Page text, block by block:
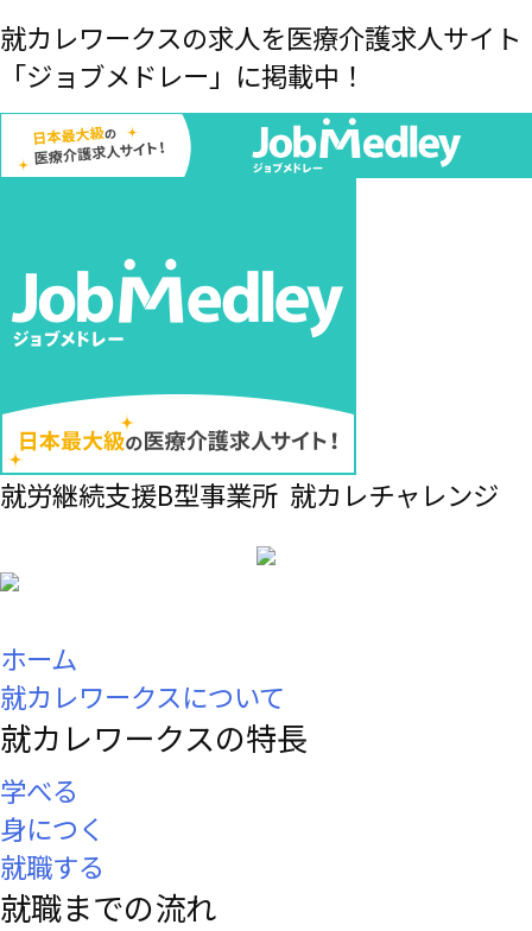
就カレワークスの求人を医療介護求人サイト
「ジョブメドレー」に掲載中！
就労継続支援B型事業所 就カレチャレンジ
ホーム
就カレワークスについて
就カレワークスの特長
学べる
身につく
就職する
就職までの流れ